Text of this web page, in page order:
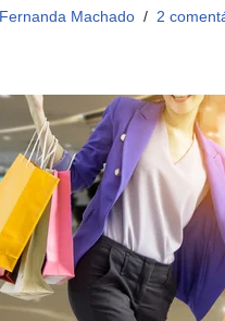
Fernanda Machado 2